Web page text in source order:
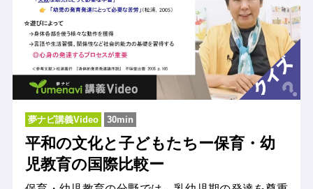
夢ナビ講義Video 30min
平和の文化と子どもたちー保育・幼
児教育の国際比較ー